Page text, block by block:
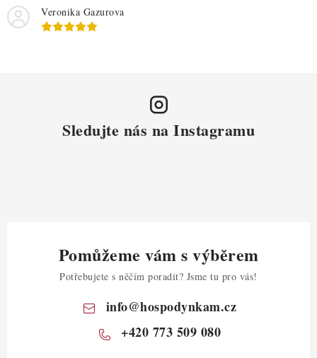
Veronika Gazurova
Sledujte nás na Instagramu
Pomůžeme vám s výběrem
Potřebujete s něčím poradit? Jsme tu pro vás!
info@hospodynkam.cz
+420 773 509 080